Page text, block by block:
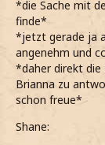
*die Sache mit
finde*
*jetzt gerade ja
angenehm und
*daher direkt die
Brianna zu
schon freue*
Shane: